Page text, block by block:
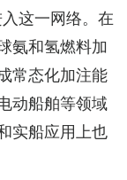
这一网络。在
氨和氢燃料加
常态化加注能
动船舶等领域
实船应用上也